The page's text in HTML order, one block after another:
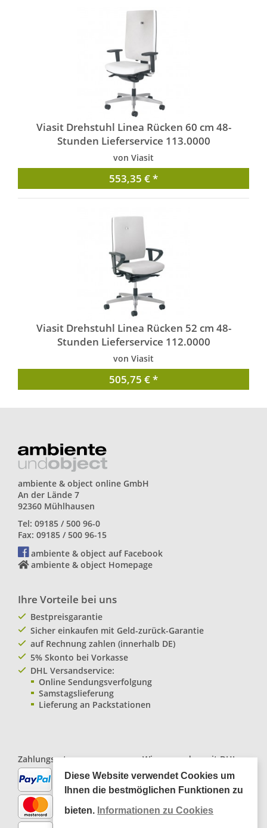
Viasit Drehstuhl Linea Rücken 60 cm 48-
Stunden Lieferservice 113.0000
von Viasit
553,35 € *
Viasit Drehstuhl Linea Rücken 52 cm 48-
Stunden Lieferservice 112.0000
von Viasit
505,75 € *
ambiente & object online GmbH
An der Lände 7
92360 Mühlhausen
Tel: 09185 / 500 96-0
Fax: 09185 / 500 96-15
ambiente & object auf Facebook
ambiente & object Homepage
Ihre Vorteile bei uns
Bestpreisgarantie
Sicher einkaufen mit Geld-zurück-Garantie
auf Rechnung zahlen (innerhalb DE)
5% Skonto bei Vorkasse
DHL Versandservice:
Online Sendungsverfolgung
Samstagslieferung
Lieferung an Packstationen
Zahlungsarten: Wir versenden mitDHL
Paketservice
Diese Website verwendet Cookies um
Ihnen die bestmöglichen Funktionen zu
bieten. Informationen zu Cookies